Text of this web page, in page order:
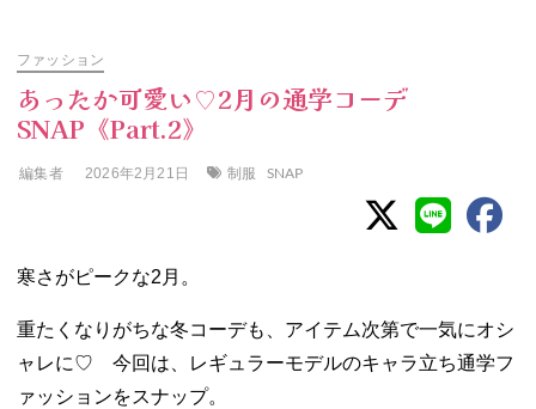
ファッション
あったか可愛い♡2月の通学コーデ
SNAP《Part.2》
編集者 2026年2月21日 制服 SNAP
寒さがピークな2月。
重たくなりがちな冬コーデも、アイテム次第で一気にオシ
ャレに♡ 今回は、レギュラーモデルのキャラ立ち通学フ
ァッションをスナップ。